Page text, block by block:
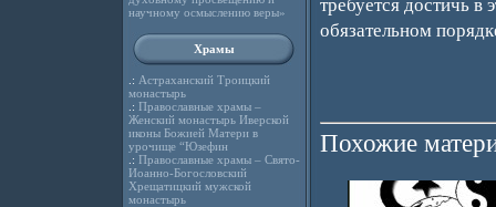
научному осмыслению веры»
Храмы
.: Астраханский Троицкий
монастырь
.: Православные храмы –
Женский монастырь Иверской
иконы Божией Матери в
урочище “Юзефин
.: Православные храмы – Свято-
Иоанно-Богословский
Хрещатицкий мужской
монастырь
требуется достичь в
обязательном
Похожие